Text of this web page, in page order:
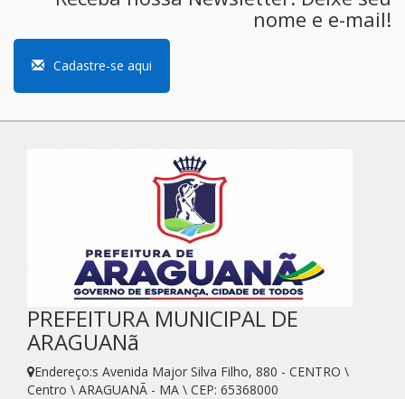
nome e e-mail!
Cadastre-se aqui
PREFEITURA MUNICIPAL DE
ARAGUANã
Endereço:s Avenida Major Silva Filho, 880 - CENTRO \
Centro \ ARAGUANÃ - MA \ CEP: 65368000